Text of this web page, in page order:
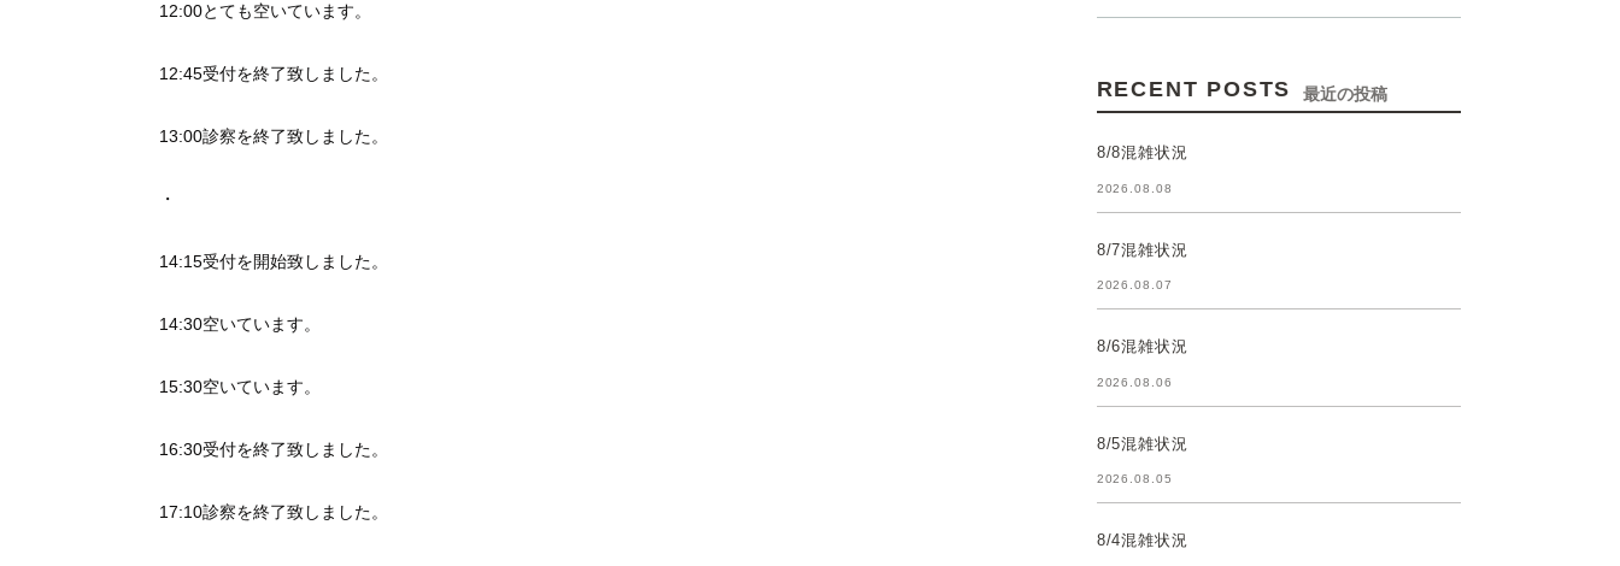
12:00とても空いています。
12:45受付を終了致しました。
13:00診察を終了致しました。
・
14:15受付を開始致しました。
14:30空いています。
15:30空いています。
16:30受付を終了致しました。
17:10診察を終了致しました。
RECENT POSTS 最近の投稿
8/8混雑状況
2026.08.08
8/7混雑状況
2026.08.07
8/6混雑状況
2026.08.06
8/5混雑状況
2026.08.05
8/4混雑状況